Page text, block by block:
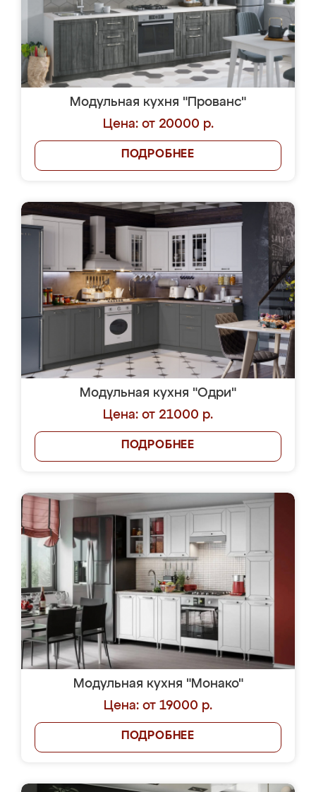
Модульная кухня "Прованс"
Цена: от 20000 р.
ПОДРОБНЕЕ
Модульная кухня "Одри"
Цена: от 21000 р.
ПОДРОБНЕЕ
Модульная кухня "Монако"
Цена: от 19000 р.
ПОДРОБНЕЕ